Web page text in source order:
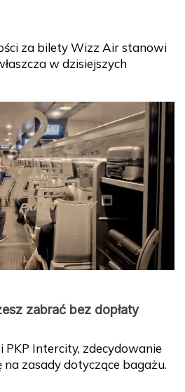
za bilety Wizz Air stanowi
w dzisiejszych
zabrać bez dopłaty
PKP Intercity, zdecydowanie
zasady dotyczące bagażu.